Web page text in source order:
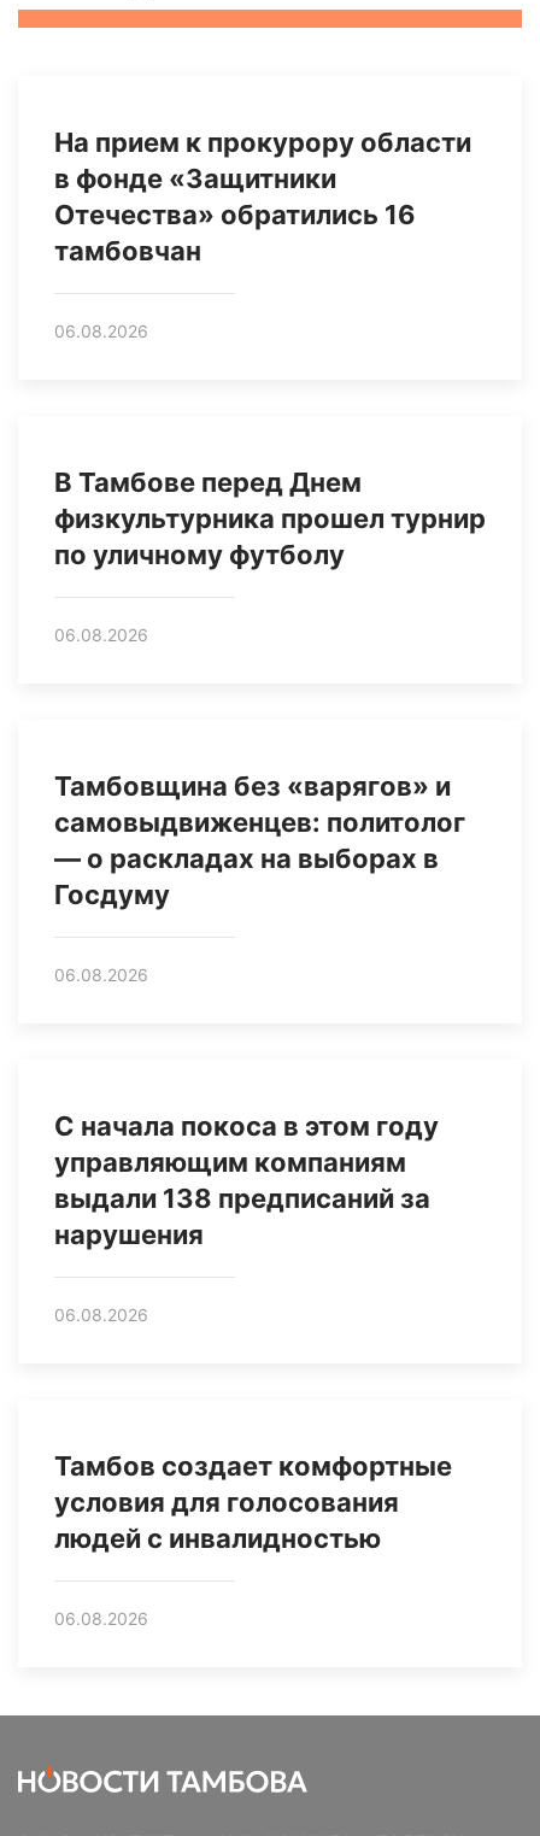
На прием к прокурору области
в фонде «Защитники
Отечества» обратились 16
тамбовчан
06.08.2026
В Тамбове перед Днем
физкультурника прошел турнир
по уличному футболу
06.08.2026
Тамбовщина без «варягов» и
самовыдвиженцев: политолог
— о раскладах на выборах в
Госдуму
06.08.2026
С начала покоса в этом году
управляющим компаниям
выдали 138 предписаний за
нарушения
06.08.2026
Тамбов создает комфортные
условия для голосования
людей с инвалидностью
06.08.2026